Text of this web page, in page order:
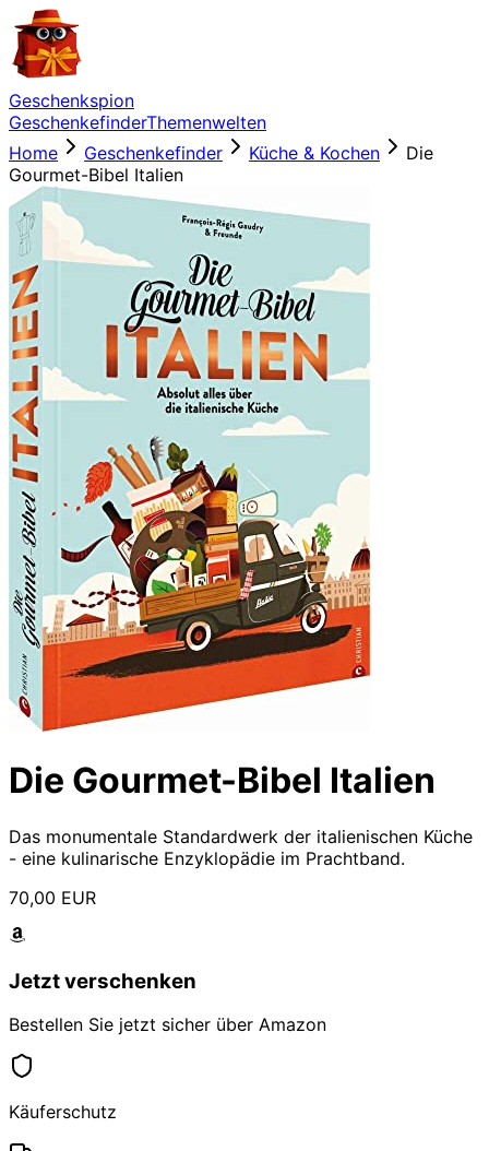
Geschenkspion
GeschenkefinderThemenwelten
Home
Geschenkefinder Küche & Kochen
Die
Gourmet-Bibel Italien
Die Gourmet-Bibel Italien
Das monumentale Standardwerk der italienischen Küche
- eine kulinarische Enzyklopädie im Prachtband.
70,00 EUR
Jetzt verschenken
Bestellen Sie jetzt sicher über Amazon
Käuferschutz